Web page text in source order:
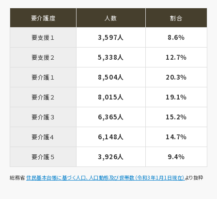
要介護度 人数 割合
要支援１ 3,597人 8.6％
要支援２ 5,338人 12.7％
要介護１ 8,504人 20.3％
要介護２ 8,015人 19.1％
要介護３ 6,365人 15.2％
要介護４ 6,148人 14.7％
要介護５ 3,926人 9.4％
総務省住民基本台帳に基づく人口、人口動態及び世帯数（令和3年1月1日現在） より抜粋